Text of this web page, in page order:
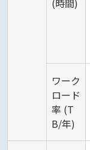
(時間)
ワーク
ロード
率 (T
B/年)